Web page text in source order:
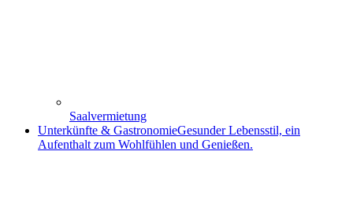
Saalvermietung
Unterkünfte & GastronomieGesunder Lebensstil, ein
Aufenthalt zum Wohlfühlen und Genießen.